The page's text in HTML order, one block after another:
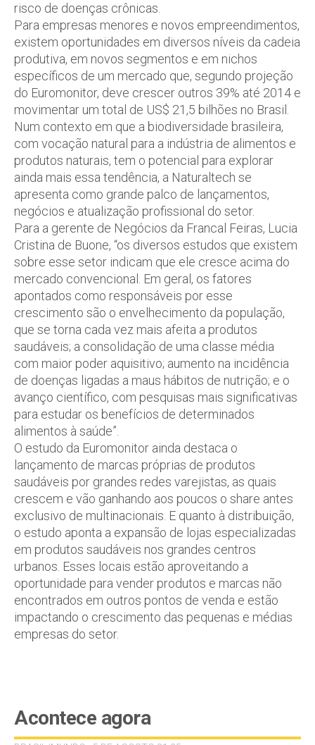
risco de doenças crônicas.
Para empresas menores e novos empreendimentos,
existem oportunidades em diversos níveis da cadeia
produtiva, em novos segmentos e em nichos
específicos de um mercado que, segundo projeção
do Euromonitor, deve crescer outros 39% até 2014 e
movimentar um total de US$ 21,5 bilhões no Brasil.
Num contexto em que a biodiversidade brasileira,
com vocação natural para a indústria de alimentos e
produtos naturais, tem o potencial para explorar
ainda mais essa tendência, a Naturaltech se
apresenta como grande palco de lançamentos,
negócios e atualização profissional do setor.
Para a gerente de Negócios da Francal Feiras, Lucia
Cristina de Buone, “os diversos estudos que existem
sobre esse setor indicam que ele cresce acima do
mercado convencional. Em geral, os fatores
apontados como responsáveis por esse
crescimento são o envelhecimento da população,
que se torna cada vez mais afeita a produtos
saudáveis; a consolidação de uma classe média
com maior poder aquisitivo; aumento na incidência
de doenças ligadas a maus hábitos de nutrição; e o
avanço científico, com pesquisas mais significativas
para estudar os benefícios de determinados
alimentos à saúde”.
O estudo da Euromonitor ainda destaca o
lançamento de marcas próprias de produtos
saudáveis por grandes redes varejistas, as quais
crescem e vão ganhando aos poucos o share antes
exclusivo de multinacionais. E quanto à distribuição,
o estudo aponta a expansão de lojas especializadas
em produtos saudáveis nos grandes centros
urbanos. Esses locais estão aproveitando a
oportunidade para vender produtos e marcas não
encontrados em outros pontos de venda e estão
impactando o crescimento das pequenas e médias
empresas do setor.
Acontece agora